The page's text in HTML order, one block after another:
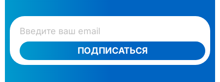
ПОДПИСАТЬСЯ